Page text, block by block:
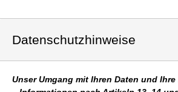
Datenschutzhinweise
Unser Umgang mit Ihren Daten und Ihre